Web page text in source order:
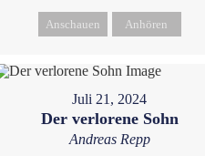
Anschauen Anhören
Juli 21, 2024
Der verlorene Sohn
Andreas Repp